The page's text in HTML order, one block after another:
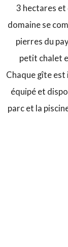
3 hectares et
domaine se
pierres du
petit chalet
Chaque gîte est
équipé et
parc et la